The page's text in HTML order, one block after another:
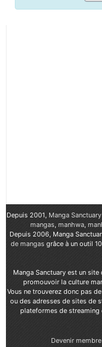
Depuis 2001, Manga Sanctuary
mangas, manhwa,
Depuis 2006, Manga
de mangasgrâce à un outil
Manga Sanctuary est un
promouvoir la culture
Vous ne trouverez donc pas
ou des adresses de sites de
plateformes de streaming
Devenir membre